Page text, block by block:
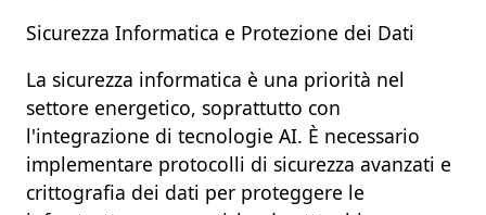
Sicurezza Informatica e Protezione dei Dati
La sicurezza informatica è una priorità nel
settore energetico, soprattutto con
l'integrazione di tecnologie AI. È necessario
implementare protocolli di sicurezza avanzati e
crittografia dei dati per proteggere le